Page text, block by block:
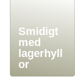
Smidigt
med
lagerhyll
or